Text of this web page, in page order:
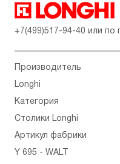
+7(499)517-94-40 или по
Производитель
Longhi
Категория
Столики Longhi
Артикул фабрики
Y 695 - WALT